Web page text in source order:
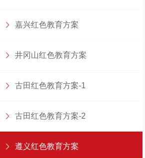
嘉兴红色教育方案
井冈山红色教育方案
古田红色教育方案-1
古田红色教育方案-2
遵义红色教育方案